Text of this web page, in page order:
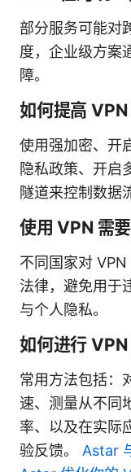
部分服务可能对
度，企业级方案
障。
如何提高 VPN
使用强加密、开
隐私政策、开启
隧道来控制数据
使用 VPN 需
不同国家对
法律，避免用于
与个人隐私。
如何进行 VPN
常用方法包括：
速、测量从不同
率、以及在实际
验反馈。 Astar